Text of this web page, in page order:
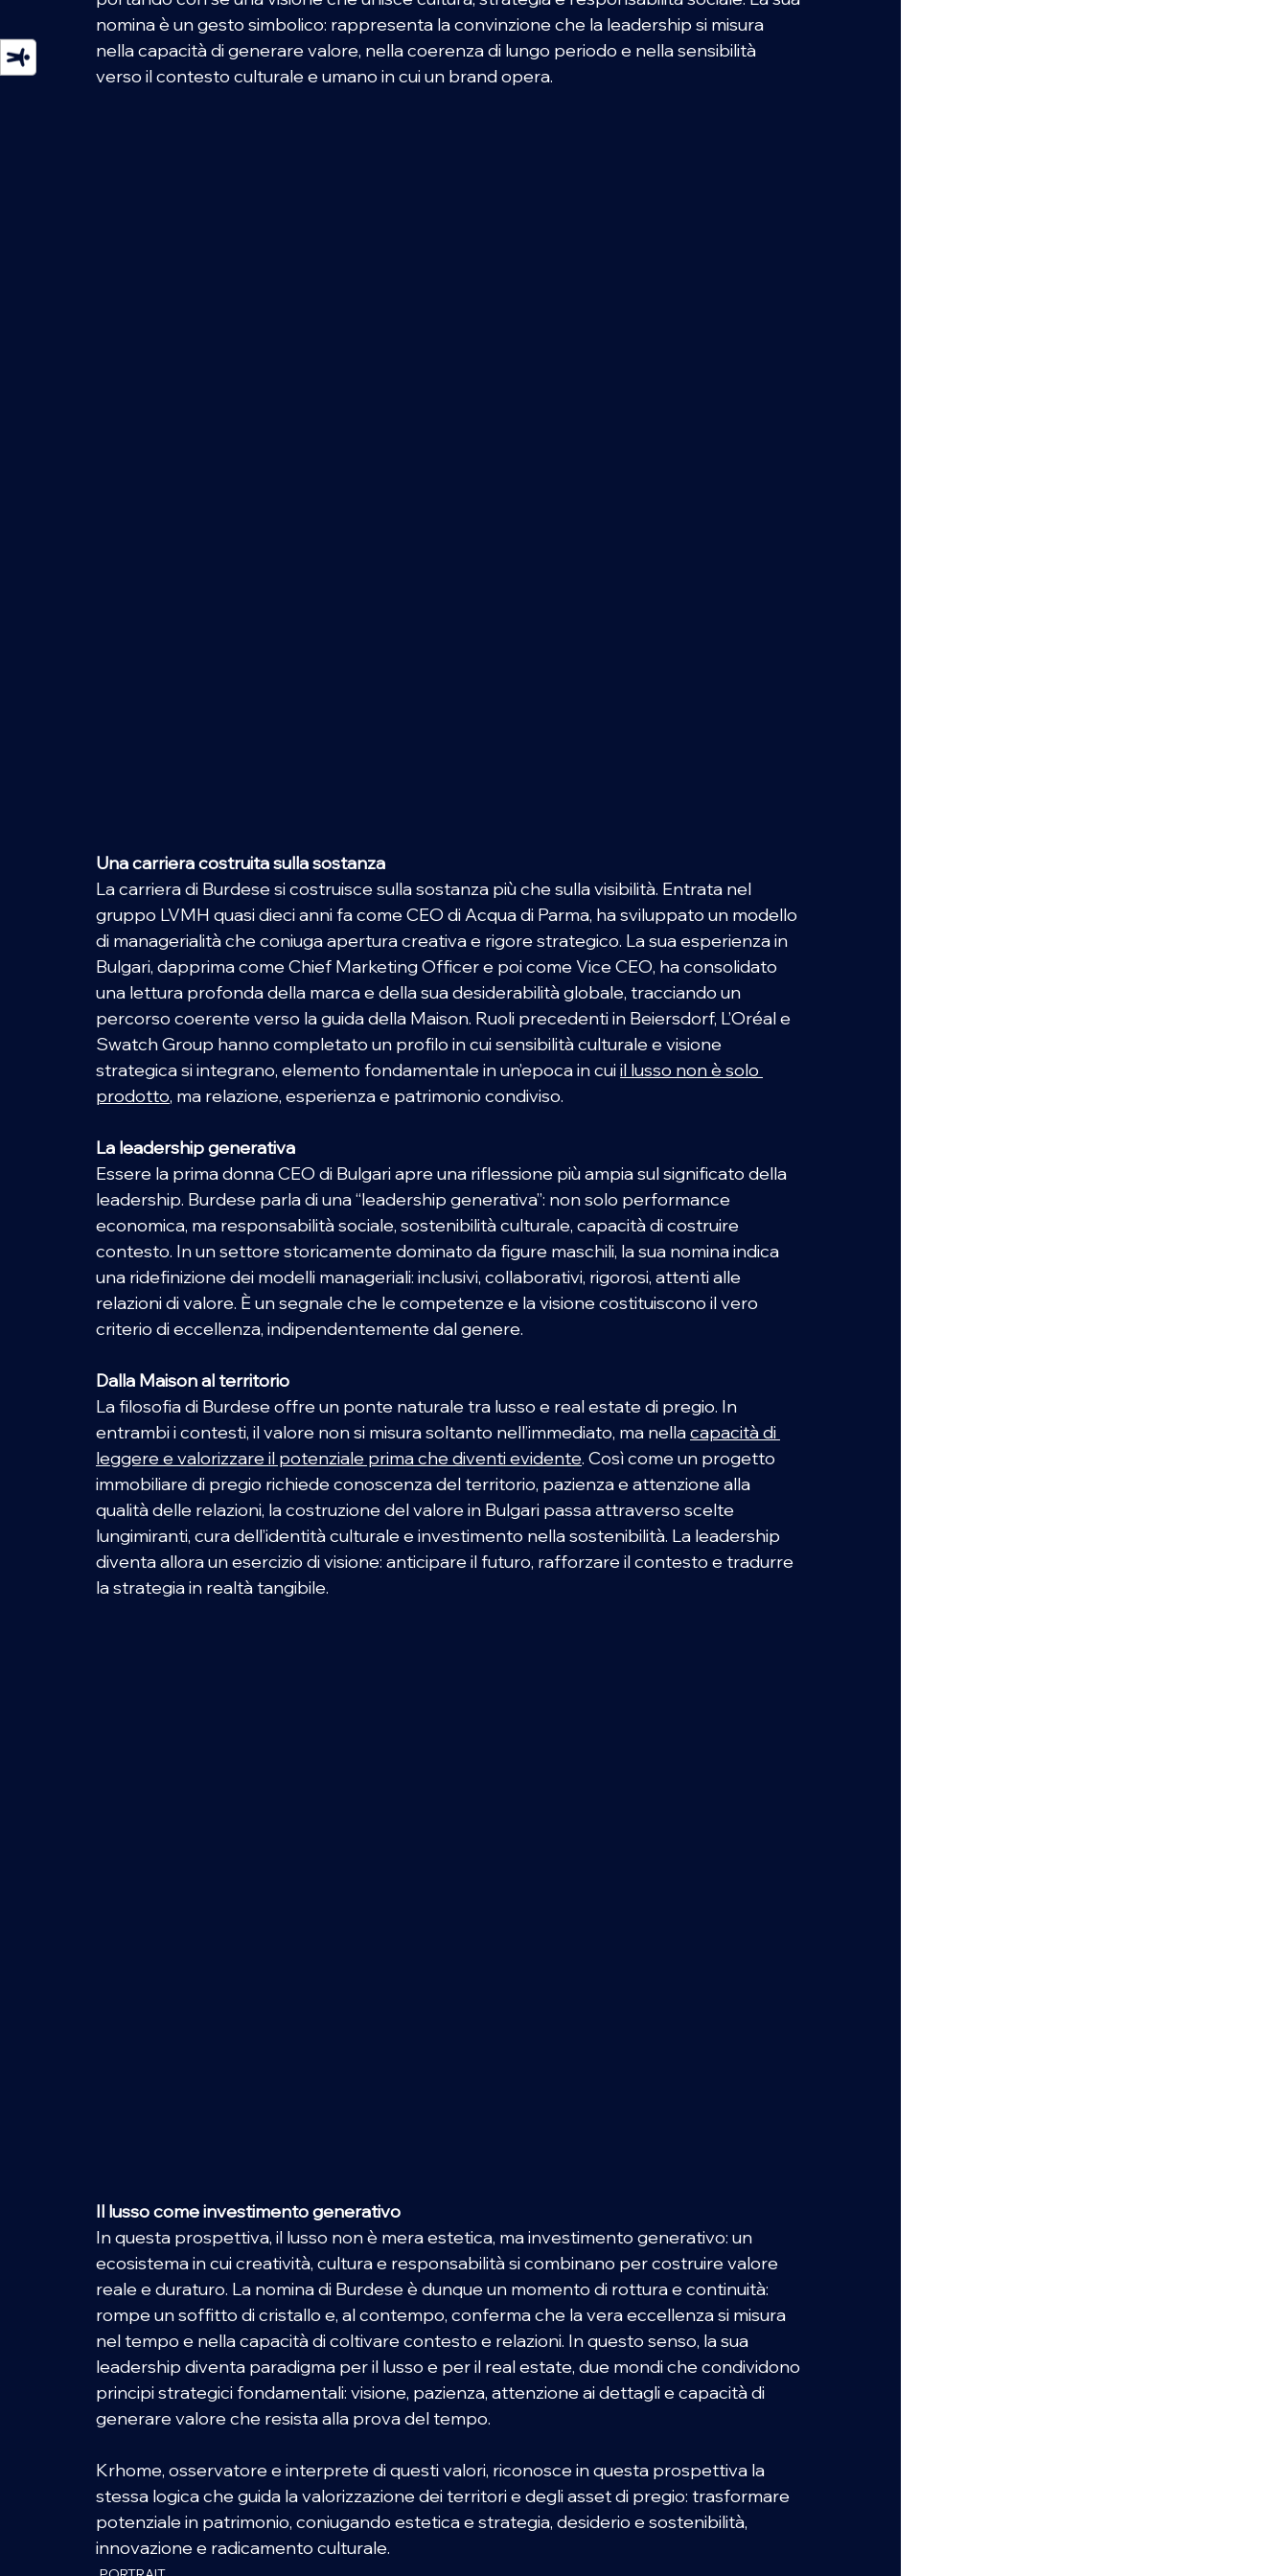
nomina è un gesto simbolico: rappresenta la convinzione che la leadership si misura
nella capacità di generare valore, nella coerenza di lungo periodo e nella sensibilità
verso il contesto culturale e umano in cui un brand opera.
Una carriera costruita sulla sostanza
La carriera di Burdese si costruisce sulla sostanza più che sulla visibilità. Entrata nel
gruppo LVMH quasi dieci anni fa come CEO di Acqua di Parma, ha sviluppato un modello
di managerialità che coniuga apertura creativa e rigore strategico. La sua esperienza in
Bulgari, dapprima come Chief Marketing Officer e poi come Vice CEO, ha consolidato
una lettura profonda della marca e della sua desiderabilità globale, tracciando un
percorso coerente verso la guida della Maison. Ruoli precedenti in Beiersdorf, L’Oréal e
Swatch Group hanno completato un profilo in cui sensibilità culturale e visione
strategica si integrano, elemento fondamentale in un’epoca in cui il lusso non è solo
prodotto, ma relazione, esperienza e patrimonio condiviso.
La leadership generativa
Essere la prima donna CEO di Bulgari apre una riflessione più ampia sul significato della
leadership. Burdese parla di una “leadership generativa”: non solo performance
economica, ma responsabilità sociale, sostenibilità culturale, capacità di costruire
contesto. In un settore storicamente dominato da figure maschili, la sua nomina indica
una ridefinizione dei modelli manageriali: inclusivi, collaborativi, rigorosi, attenti alle
relazioni di valore. È un segnale che le competenze e la visione costituiscono il vero
criterio di eccellenza, indipendentemente dal genere.
Dalla Maison al territorio
La filosofia di Burdese offre un ponte naturale tra lusso e real estate di pregio. In
entrambi i contesti, il valore non si misura soltanto nell’immediato, ma nella capacità di
leggere e valorizzare il potenziale prima che diventi evidente. Così come un progetto
immobiliare di pregio richiede conoscenza del territorio, pazienza e attenzione alla
qualità delle relazioni, la costruzione del valore in Bulgari passa attraverso scelte
lungimiranti, cura dell’identità culturale e investimento nella sostenibilità. La leadership
diventa allora un esercizio di visione: anticipare il futuro, rafforzare il contesto e tradurre
la strategia in realtà tangibile.
Il lusso come investimento generativo
In questa prospettiva, il lusso non è mera estetica, ma investimento generativo: un
ecosistema in cui creatività, cultura e responsabilità si combinano per costruire valore
reale e duraturo. La nomina di Burdese è dunque un momento di rottura e continuità:
rompe un soffitto di cristallo e, al contempo, conferma che la vera eccellenza si misura
nel tempo e nella capacità di coltivare contesto e relazioni. In questo senso, la sua
leadership diventa paradigma per il lusso e per il real estate, due mondi che condividono
principi strategici fondamentali: visione, pazienza, attenzione ai dettagli e capacità di
generare valore che resista alla prova del tempo.
Krhome, osservatore e interprete di questi valori, riconosce in questa prospettiva la
stessa logica che guida la valorizzazione dei territori e degli asset di pregio: trasformare
potenziale in patrimonio, coniugando estetica e strategia, desiderio e sostenibilità,
innovazione e radicamento culturale.